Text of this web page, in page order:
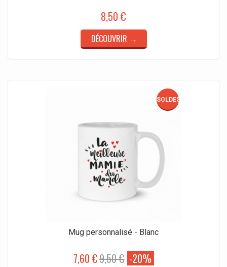
8,50 €
DÉCOUVRIR →
SOLDES
Mug personnalisé - Blanc
7,60 €9,50 € -20%